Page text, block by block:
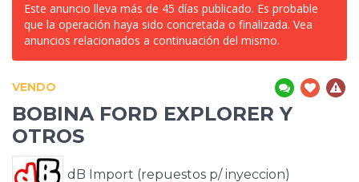
Este anuncio lleva más de 45 días publicado. Es probable
que la operación haya sido concretada o finalizada. Vea
anuncios relacionados a continuación del mismo.
VENDO
BOBINA FORD EXPLORER Y
OTROS
dB Import (repuestos p/ inyeccion)